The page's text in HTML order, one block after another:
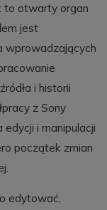
to otwarty organ
jest
wprowadzających
i historii
z Sony
i manipulacji
początek zmian
edytować,